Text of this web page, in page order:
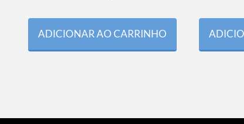
ADICIONAR AO CARRINHO